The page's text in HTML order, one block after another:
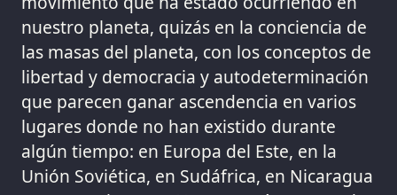
nuestro planeta, quizás en la conciencia de
las masas del planeta, con los conceptos de
libertad y democracia y autodeterminación
que parecen ganar ascendencia en varios
lugares donde no han existido durante
algún tiempo: en Europa del Este, en la
Unión Soviética, en Sudáfrica, en Nicaragua